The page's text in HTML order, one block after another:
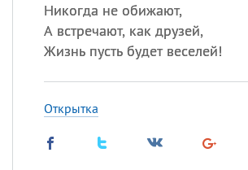
Никогда не обижают,
А встречают, как друзей,
Жизнь пусть будет веселей!
Открытка